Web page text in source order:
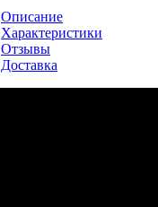
Описание
Характеристики
Отзывы
Доставка